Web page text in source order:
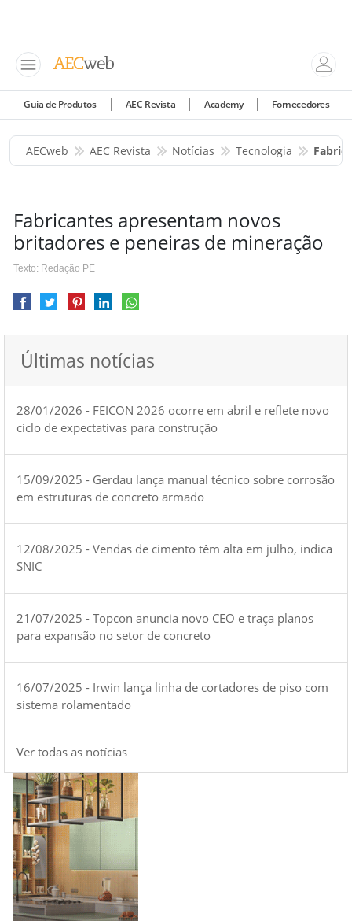
Guia de Produtos AEC Revista Academy Fornecedores
AECweb AEC Revista Notícias Tecnologia
Fabricantes apresentam novos
britadores e peneiras de mineração
Texto: Redação PE
Últimas notícias
28/01/2026 - FEICON 2026 ocorre em abril e reflete novo
ciclo de expectativas para construção
15/09/2025 - Gerdau lança manual técnico sobre corrosão
em estruturas de concreto armado
12/08/2025 - Vendas de cimento têm alta em julho, indica
SNIC
21/07/2025 - Topcon anuncia novo CEO e traça planos
para expansão no setor de concreto
16/07/2025 - Irwin lança linha de cortadores de piso com
sistema rolamentado
Ver todas as notícias